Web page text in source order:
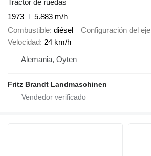
1973
5.883 m/h
Combustible diésel Configuración del eje
Velocidad 24 km/h
Alemania, Oyten
Fritz Brandt Landmaschinen